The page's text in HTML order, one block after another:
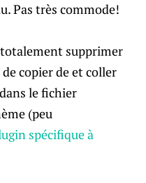
Pas très commode!
totalement supprimer
copier de et coller
le fichier
(peu
spécifique à